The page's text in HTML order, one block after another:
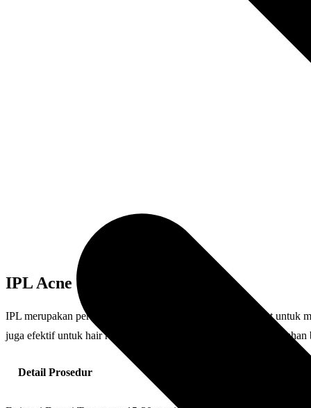
IPL Acne
IPL merupakan perawatan menggunakan Intense pulsed light untuk
juga efektif untuk hair removal, membantu mengurangi
Detail Prosedur